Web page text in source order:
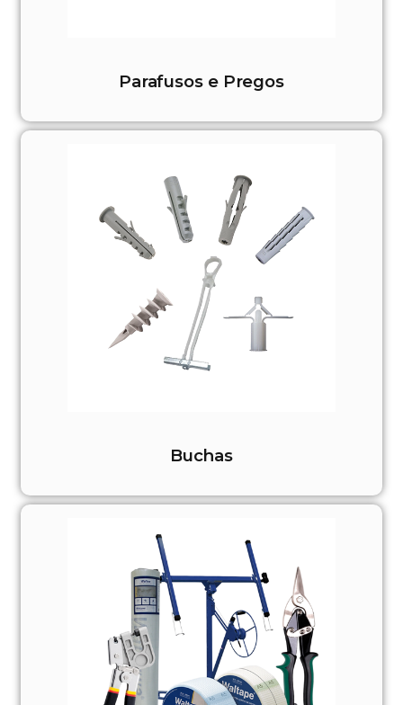
Parafusos e Pregos
Buchas